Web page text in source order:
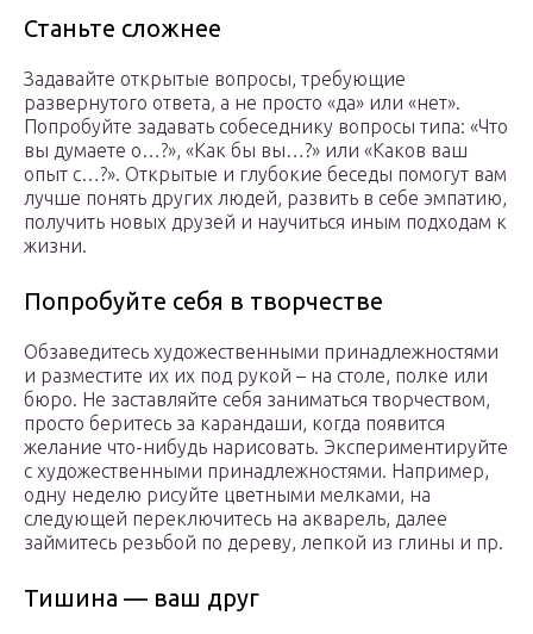
Станьте сложнее
Задавайте открытые вопросы, требующие
развернутого ответа, а не просто «да» или «нет».
Попробуйте задавать собеседнику вопросы типа: «Что
вы думаете о…?», «Как бы вы…?» или «Каков ваш
опыт с…?». Открытые и глубокие беседы помогут вам
лучше понять других людей, развить в себе эмпатию,
получить новых друзей и научиться иным подходам к
жизни.
Попробуйте себя в творчестве
Обзаведитесь художественными принадлежностями
и разместите их их под рукой – на столе, полке или
бюро. Не заставляйте себя заниматься творчеством,
просто беритесь за карандаши, когда появится
желание что-нибудь нарисовать. Экспериментируйте
с художественными принадлежностями. Например,
одну неделю рисуйте цветными мелками, на
следующей переключитесь на акварель, далее
займитесь резьбой по дереву, лепкой из глины и пр.
Тишина — ваш друг